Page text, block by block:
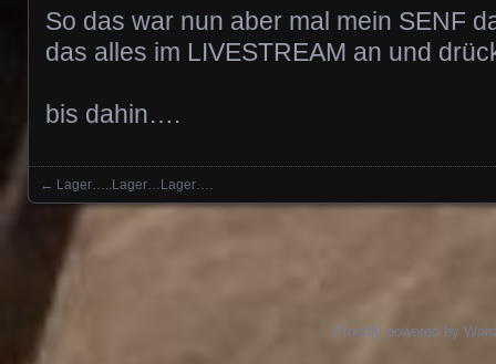
So das war nun aber mal mein SENF
das alles im LIVESTREAM an und
bis dahin….
Posts navigation
← Lager…..Lager…Lager….
Proudly powered by